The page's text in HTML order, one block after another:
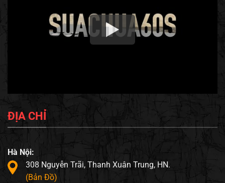
ĐỊA CHỈ
Hà Nội:
308 Nguyễn Trãi, Thanh Xuân Trung, HN.
(Bản Đồ)